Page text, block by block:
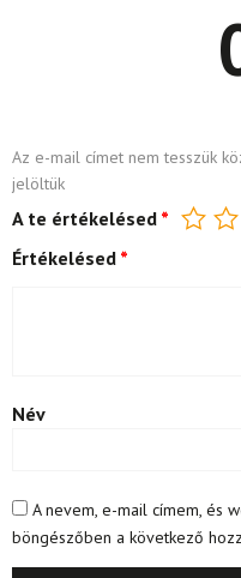
Az e-mail címet nem tesszük
jelöltük
A te értékelésed *
Értékelésed *
Név
A nevem, e-mail címem, és
böngészőben a következő